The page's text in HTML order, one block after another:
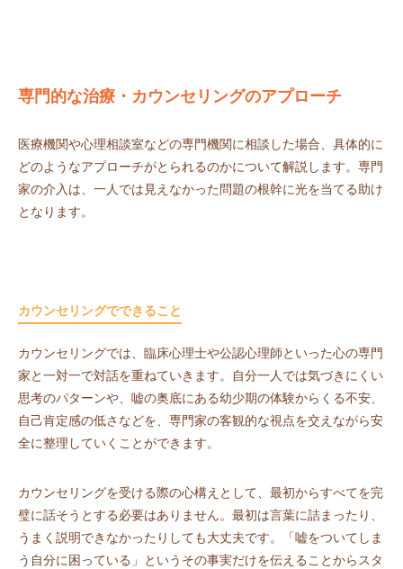
専門的な治療・カウンセリングのアプローチ
医療機関や心理相談室などの専門機関に相談した場合、具体的に
どのようなアプローチがとられるのかについて解説します。専門
家の介入は、一人では見えなかった問題の根幹に光を当てる助け
となります。
カウンセリングでできること
カウンセリングでは、臨床心理士や公認心理師といった心の専門
家と一対一で対話を重ねていきます。自分一人では気づきにくい
思考のパターンや、嘘の奥底にある幼少期の体験からくる不安、
自己肯定感の低さなどを、専門家の客観的な視点を交えながら安
全に整理していくことができます。
カウンセリングを受ける際の心構えとして、最初からすべてを完
璧に話そうとする必要はありません。最初は言葉に詰まったり、
うまく説明できなかったりしても大丈夫です。「嘘をついてしま
う自分に困っている」というその事実だけを伝えることからスタ